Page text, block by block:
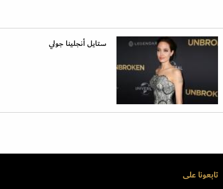
ستايل أنجلينا جولي
تابعونا على